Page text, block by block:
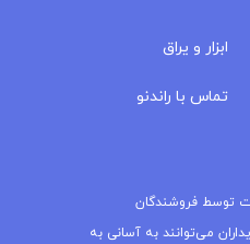
ابزار و یراق
تماس با راندنو
توسط فروشندگان
می‌توانند به آسانی به